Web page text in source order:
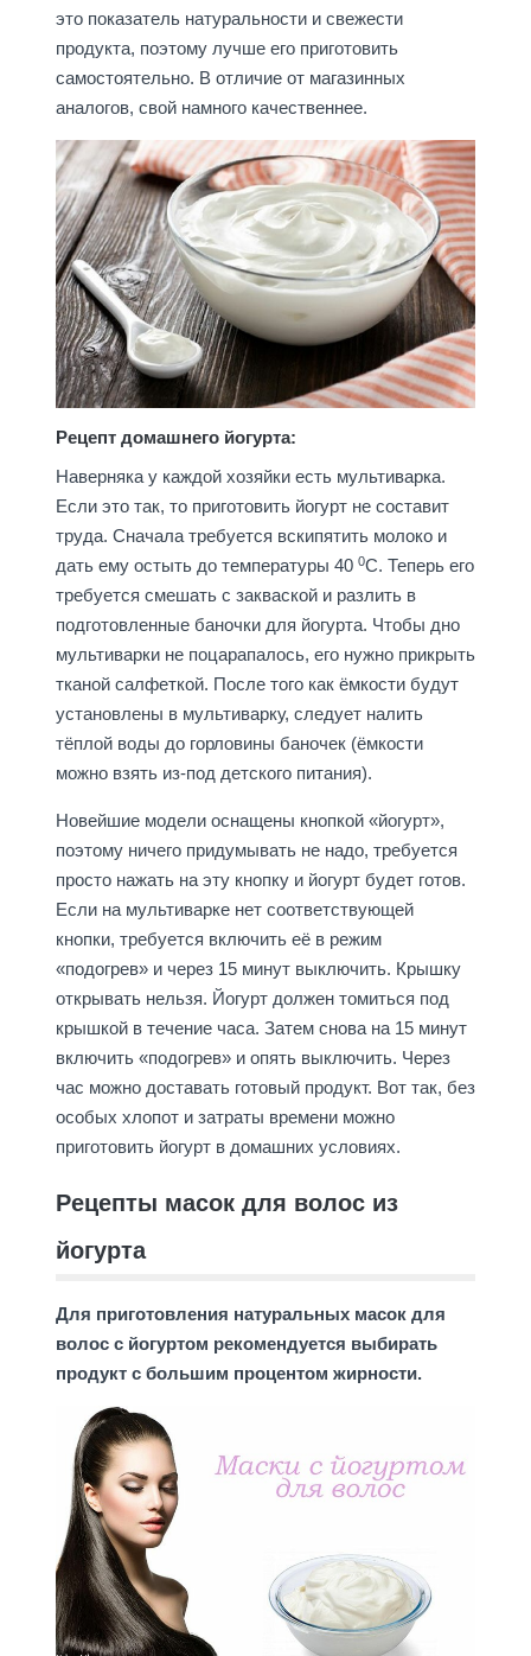
это показатель натуральности и свежести
продукта, поэтому лучше его приготовить
самостоятельно. В отличие от магазинных
аналогов, свой намного качественнее.
Рецепт домашнего йогурта:
Наверняка у каждой хозяйки есть мультиварка.
Если это так, то приготовить йогурт не составит
труда. Сначала требуется вскипятить молоко и
дать ему остыть до температуры 40 0C. Теперь его
требуется смешать с закваской и разлить в
подготовленные баночки для йогурта. Чтобы дно
мультиварки не поцарапалось, его нужно прикрыть
тканой салфеткой. После того как ёмкости будут
установлены в мультиварку, следует налить
тёплой воды до горловины баночек (ёмкости
можно взять из-под детского питания).
Новейшие модели оснащены кнопкой «йогурт»,
поэтому ничего придумывать не надо, требуется
просто нажать на эту кнопку и йогурт будет готов.
Если на мультиварке нет соответствующей
кнопки, требуется включить её в режим
«подогрев» и через 15 минут выключить. Крышку
открывать нельзя. Йогурт должен томиться под
крышкой в течение часа. Затем снова на 15 минут
включить «подогрев» и опять выключить. Через
час можно доставать готовый продукт. Вот так, без
особых хлопот и затраты времени можно
приготовить йогурт в домашних условиях.
Рецепты масок для волос из
йогурта
Для приготовления натуральных масок для
волос с йогуртом рекомендуется выбирать
продукт с большим процентом жирности.